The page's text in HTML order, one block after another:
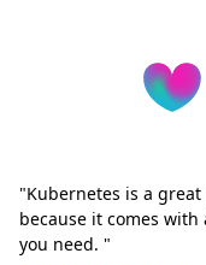
"Kubernetes is a
because it comes
you need. "